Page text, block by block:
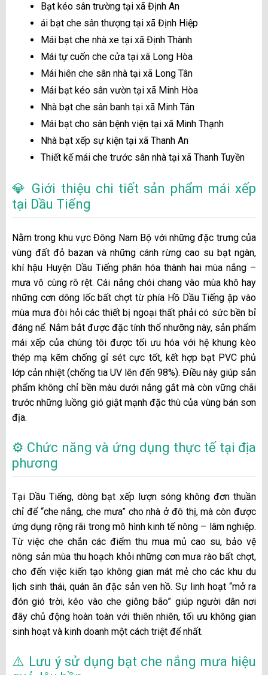
Bạt kéo sân trường tại xã Định An
ái bạt che sân thượng tại xã Định Hiệp
Mái bạt che nhà xe tại xã Định Thành
Mái tự cuốn che cửa tại xã Long Hòa
Mái hiên che sân nhà tại xã Long Tân
Mái bạt kéo sân vườn tại xã Minh Hòa
Nhà bạt che sân banh tại xã Minh Tân
Mái bạt cho sân bệnh viện tại xã Minh Thạnh
Nhà bạt xếp sự kiện tại xã Thanh An
Thiết kế mái che trước sân nhà tại xã Thanh Tuyền
💎 Giới thiệu chi tiết sản phẩm mái xếp
tại Dầu Tiếng
Nằm trong khu vực Đông Nam Bộ với những đặc trưng của
vùng đất đỏ bazan và những cánh rừng cao su bạt ngàn,
khí hậu Huyện Dầu Tiếng phân hóa thành hai mùa nắng –
mưa vô cùng rõ rệt. Cái nắng chói chang vào mùa khô hay
những cơn dông lốc bất chợt từ phía Hồ Dầu Tiếng ập vào
mùa mưa đòi hỏi các thiết bị ngoại thất phải có sức bền bỉ
đáng nể. Nắm bắt được đặc tính thổ nhưỡng này, sản phẩm
mái xếp của chúng tôi được tối ưu hóa với hệ khung kèo
thép mạ kẽm chống gỉ sét cực tốt, kết hợp bạt PVC phủ
lớp cản nhiệt (chống tia UV lên đến 98%). Điều này giúp sản
phẩm không chỉ bền màu dưới nắng gắt mà còn vững chãi
trước những luồng gió giật mạnh đặc thù của vùng bán sơn
địa.
⚙️ Chức năng và ứng dụng thực tế tại địa
phương
Tại Dầu Tiếng, dòng bạt xếp lượn sóng không đơn thuần
chỉ để “che nắng, che mưa” cho nhà ở đô thị, mà còn được
ứng dụng rộng rãi trong mô hình kinh tế nông – lâm nghiệp.
Từ việc che chắn các điểm thu mua mủ cao su, bảo vệ
nông sản mùa thu hoạch khỏi những cơn mưa rào bất chợt,
cho đến việc kiến tạo không gian mát mẻ cho các khu du
lịch sinh thái, quán ăn đặc sản ven hồ. Sự linh hoạt “mở ra
đón gió trời, kéo vào che giông bão” giúp người dân nơi
đây chủ động hoàn toàn với thiên nhiên, tối ưu không gian
sinh hoạt và kinh doanh một cách triệt để nhất.
⚠️ Lưu ý sử dụng bạt che nắng mưa hiệu